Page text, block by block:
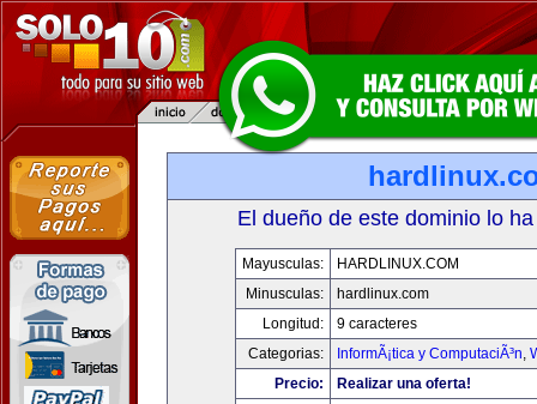
El dueño de este dominio lo
Mayusculas:
HARDLINUX.COM
Minusculas:
hardlinux.com
Longitud:
9 caracteres
Categorias:
InformÃ¡tica y ComputaciÃ³n,
Precio:
Realizar una oferta!